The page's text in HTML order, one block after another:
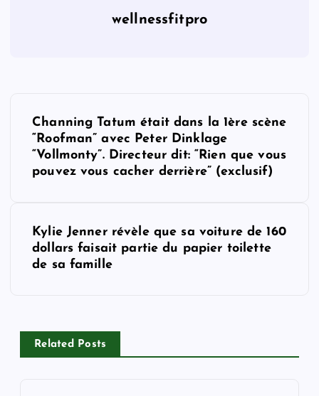
wellnessfitpro
Channing Tatum était dans la 1ère scène
“Roofman” avec Peter Dinklage
“Vollmonty”. Directeur dit: “Rien que vous
pouvez vous cacher derrière” (exclusif)
Kylie Jenner révèle que sa voiture de 160
dollars faisait partie du papier toilette
de sa famille
Related Posts